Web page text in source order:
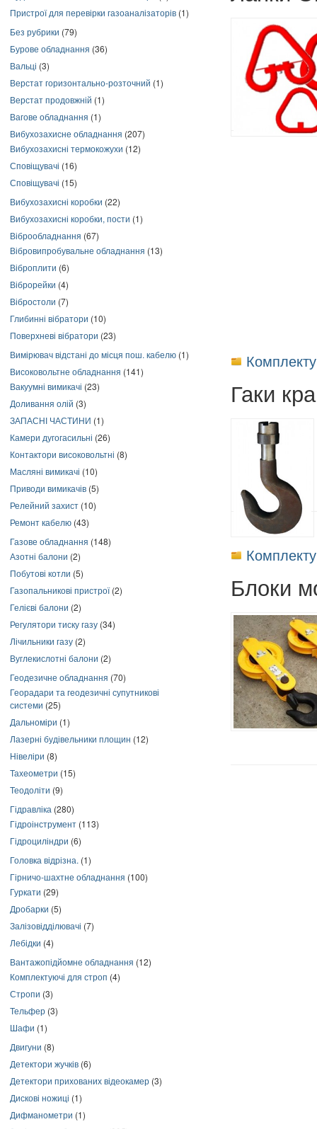
Пристрої для перевірки газоаналізаторів (1)
Без рубрики (79)
Бурове обладнання (36)
Вальці (3)
Верстат горизонтально-розточний (1)
Верстат продовжній (1)
Вагове обладнання (1)
Вибухозахисне обладнання (207)
Вибухозахисні термокожухи (12)
Сповіщувачі (16)
Сповіщувачі (15)
Вибухозахисні коробки (22)
Вибухозахисні коробки, пости (1)
Віброобладнання (67)
Вібровипробувальне обладнання (13)
Віброплити (6)
Віброрейки (4)
Вібростоли (7)
Глибинні вібратори (10)
Поверхневі вібратори (23)
Вимірювач відстані до місця пош. кабелю (1)
Високовольтне обладнання (141)
Вакуумні вимикачі (23)
Доливання олій (3)
ЗАПАСНІ ЧАСТИНИ (1)
Камери дугогасильні (26)
Контактори високовольтні (8)
Масляні вимикачі (10)
Приводи вимикачів (5)
Релейний захист (10)
Ремонт кабелю (43)
Газове обладнання (148)
Азотні балони (2)
Побутові котли (5)
Газопальникові пристрої(2)
Гелієві балони (2)
Регулятори тиску газу (34)
Лічильники газу (2)
Вуглекислотні балони (2)
Геодезичне обладнання (70)
Георадари та геодезичні супутникові
системи (25)
Дальноміри (1)
Лазерні будівельники площин (12)
Нівеліри (8)
Тахеометри (15)
Теодоліти (9)
Гідравліка (280)
Гідроінструмент (113)
Гідроциліндри (6)
Головка відрізна. (1)
Гірничо-шахтне обладнання (100)
Гуркати (29)
Дробарки (5)
Залізовідділювачі (7)
Лебідки (4)
Вантажопідйомне обладнання (12)
Комплектуючі для строп (4)
Стропи (3)
Тельфер (3)
Шафи (1)
Двигуни (8)
Детектори жучків (6)
Детектори прихованих відеокамер (3)
Дискові ножиці (1)
Дифманометри (1)
Гаки
Блоки